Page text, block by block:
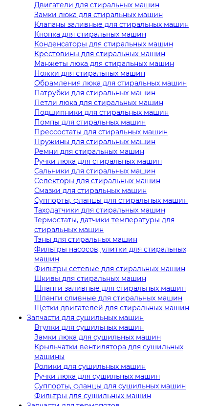
Двигатели для стиральных машин
Замки люка для стиральных машин
Клапаны заливные для стиральных машин
Кнопка для стиральных машин
Конденсаторы для стиральных машин
Крестовины для стиральных машин
Манжеты люка для стиральных машин
Ножки для стиральных машин
Обрамления люка для стиральных машин
Патрубки для стиральных машин
Петли люка для стиральных машин
Подшипники для стиральных машин
Помпы для стиральных машин
Прессостаты для стиральных машин
Пружины для стиральных машин
Ремни для стиральных машин
Ручки люка для стиральных машин
Сальники для стиральных машин
Селекторы для стиральных машин
Смазки для стиральных машин
Суппорты, фланцы для стиральных машин
Таходатчики для стиральных машин
Термостаты, датчики температуры для
стиральных машин
Тэны для стиральных машин
Фильтры насосов, улитки для стиральных
машин
Фильтры сетевые для стиральных машин
Шкивы для стиральных машин
Шланги заливные для стиральных машин
Шланги сливные для стиральных машин
Щетки двигателей для стиральных машин
Запчасти для сушильных машин
Втулки для сушильных машин
Замки люка для сушильных машин
Крыльчатки вентилятора для сушильных
машины
Ролики для сушильных машин
Ручки люка для сушильных машин
Суппорты, фланцы для сушильных машин
Фильтры для сушильных машин